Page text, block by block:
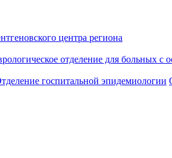
центра региона
отделение для больных
госпитальной эпидемиологии